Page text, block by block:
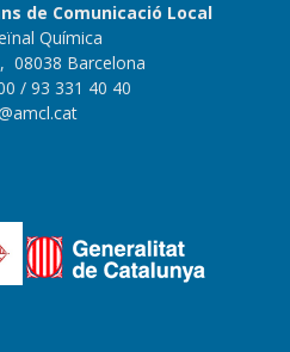
de Comunicació Local
Química
08038 Barcelona
/ 93 331 40 40